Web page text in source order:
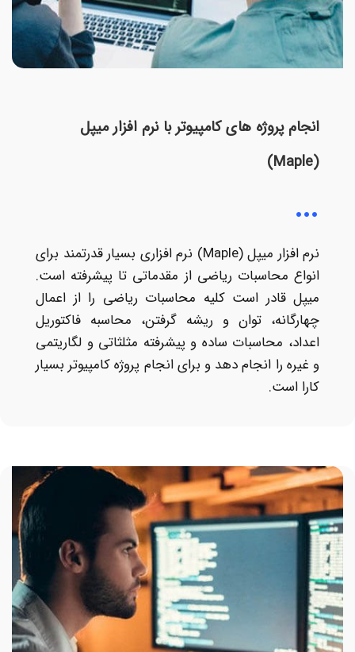
انجام پروژه های کامپیوتر با نرم افزار میپل
(Maple)
نرم افزار میپل (Maple) نرم افزاری بسیار قدرتمند برای
انواع محاسبات ریاضی از مقدماتی تا پیشرفته است.
میپل قادر است کلیه محاسبات ریاضی را از اعمال
چهارگانه، توان و ریشه گرفتن، محاسبه فاکتوریل
اعداد، محاسبات ساده و پیشرفته مثلثاتی و لگاریتمی
و غیره را انجام دهد و برای انجام پروژه کامپیوتر بسیار
کارا است.